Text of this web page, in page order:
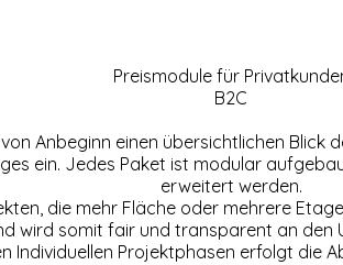
Preismodule für
B2C
Anbeginn einen übersichtlichen Blick
ein. Jedes Paket ist modular
erweitert werden.
die mehr Fläche oder mehrere
wird somit fair und transparent an den
Individuellen Projektphasen erfolgt die